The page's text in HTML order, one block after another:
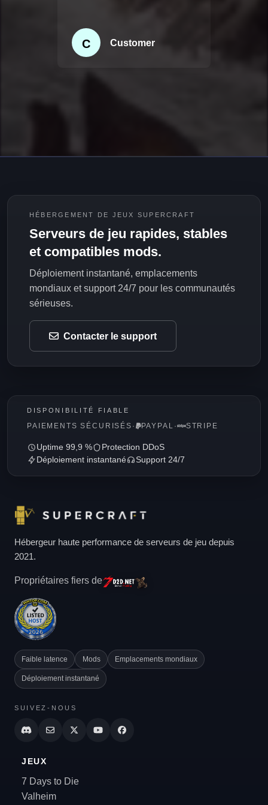
C Customer
HÉBERGEMENT DE JEUX SUPERCRAFT
Serveurs de jeu rapides, stables
et compatibles mods.
Déploiement instantané, emplacements
mondiaux et support 24/7 pour les communautés
sérieuses.
Contacter le support
DISPONIBILITÉ FIABLE
PAIEMENTS SÉCURISÉS · PAYPAL · STRIPE
Uptime 99,9 %
Protection DDoS
Déploiement instantané
Support 24/7
Hébergeur haute performance de serveurs de jeu depuis
2021.
Propriétaires fiers de
Faible latence Mods Emplacements mondiaux
Déploiement instantané
SUIVEZ-NOUS
JEUX
7 Days to Die
Valheim